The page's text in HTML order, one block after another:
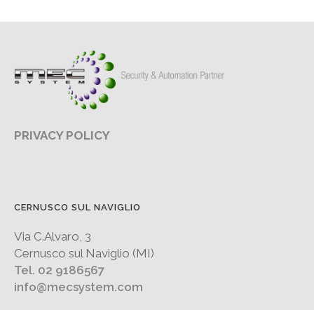
PRIVACY POLICY
CERNUSCO SUL NAVIGLIO
Via C.Alvaro, 3
Cernusco sul Naviglio (MI)
Tel. 02 9186567
info@mecsystem.com